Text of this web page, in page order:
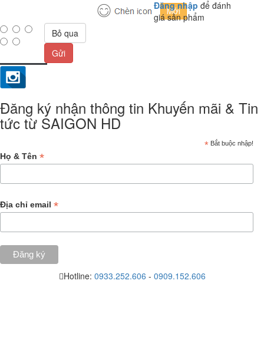
Đăng nhập để đánh
giá sản phẩm
Bỏ qua
Gửi
Đăng ký nhận thông tin Khuyến mãi & Tin
tức từ SAIGON HD
* Bắt buộc nhập!
Họ & Tên *
Địa chỉ email *
Hotline: 0933.252.606 - 0909.152.606